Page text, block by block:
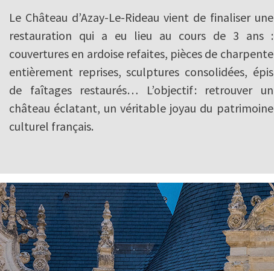
Le Château d’Azay-Le-Rideau vient de finaliser une
restauration qui a eu lieu au cours de 3 ans :
couvertures en ardoise refaites, pièces de charpente
entièrement reprises, sculptures consolidées, épis
de faîtages restaurés… L’objectif : retrouver un
château éclatant, un véritable joyau du patrimoine
culturel français.